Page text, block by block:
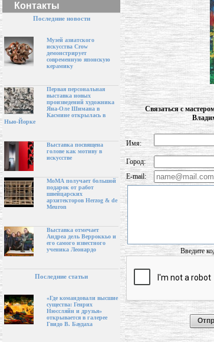
Контакты
Последние новости
Музей азиатского
искусства Crow
демонстрирует
современную японскую
керамику
Первая персональная
выставка новых
произведений художника
Яна-Оле Шимана в
Касмине открылась в
Нью-Йорке
Выставка посвящена
голове как мотиву в
искусстве
МоМА получает большой
подарок от работ
швейцарских
архитекторов Herzog & de
Meuron
Выставка отмечает
Андреа дель Верроккьо и
его самого известного
ученика Леонардо
Последние статьи
«Где командовали высшие
существа: Генрих
Нюссляйн и друзья»
открывается в галерее
Гвидо В. Баудаха
Связаться с
Имя:
Город:
E-mail:
Введите